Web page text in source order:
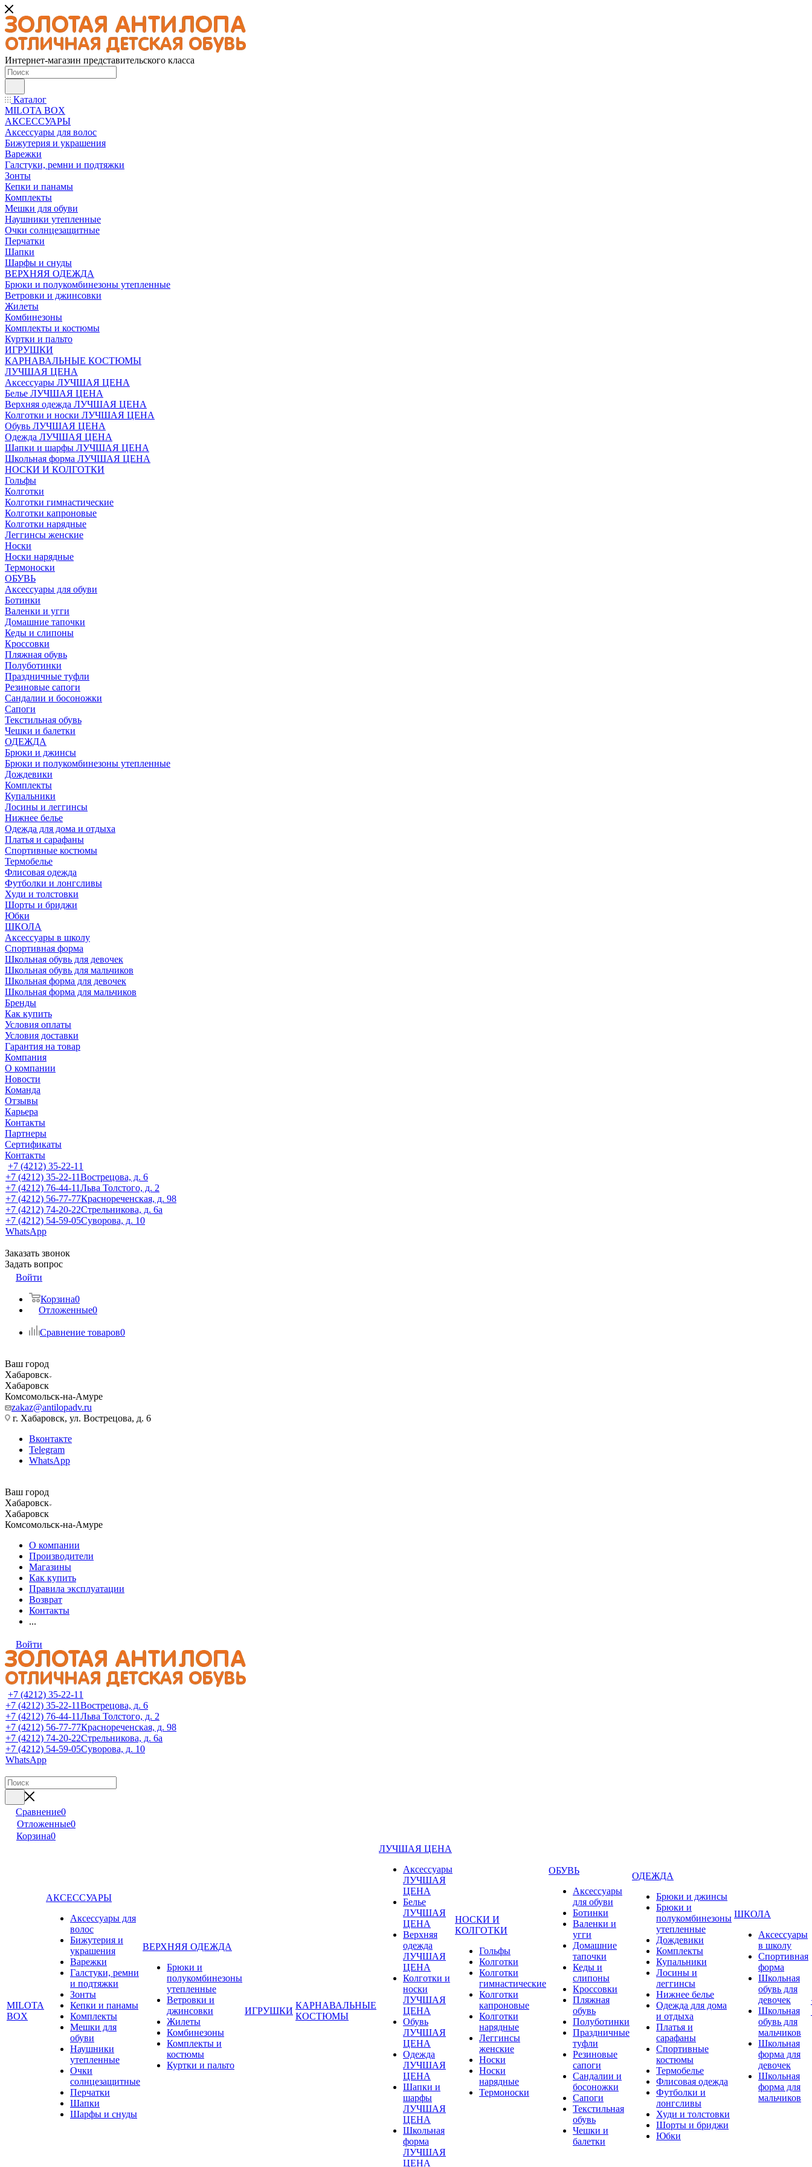
Интернет-магазин представительского класса
Каталог
MILOTA BOX
АКСЕССУАРЫ
Аксессуары для волос
Бижутерия и украшения
Варежки
Галстуки, ремни и подтяжки
Зонты
Кепки и панамы
Комплекты
Мешки для обуви
Наушники утепленные
Очки солнцезащитные
Перчатки
Шапки
Шарфы и снуды
ВЕРХНЯЯ ОДЕЖДА
Брюки и полукомбинезоны утепленные
Ветровки и джинсовки
Жилеты
Комбинезоны
Комплекты и костюмы
Куртки и пальто
ИГРУШКИ
КАРНАВАЛЬНЫЕ КОСТЮМЫ
ЛУЧШАЯ ЦЕНА
Аксессуары ЛУЧШАЯ ЦЕНА
Белье ЛУЧШАЯ ЦЕНА
Верхняя одежда ЛУЧШАЯ ЦЕНА
Колготки и носки ЛУЧШАЯ ЦЕНА
Обувь ЛУЧШАЯ ЦЕНА
Одежда ЛУЧШАЯ ЦЕНА
Шапки и шарфы ЛУЧШАЯ ЦЕНА
Школьная форма ЛУЧШАЯ ЦЕНА
НОСКИ И КОЛГОТКИ
Гольфы
Колготки
Колготки гимнастические
Колготки капроновые
Колготки нарядные
Леггинсы женские
Носки
Носки нарядные
Термоноски
ОБУВЬ
Аксессуары для обуви
Ботинки
Валенки и угги
Домашние тапочки
Кеды и слипоны
Кроссовки
Пляжная обувь
Полуботинки
Праздничные туфли
Резиновые сапоги
Сандалии и босоножки
Сапоги
Текстильная обувь
Чешки и балетки
ОДЕЖДА
Брюки и джинсы
Брюки и полукомбинезоны утепленные
Дождевики
Комплекты
Купальники
Лосины и леггинсы
Нижнее белье
Одежда для дома и отдыха
Платья и сарафаны
Спортивные костюмы
Термобелье
Флисовая одежда
Футболки и лонгсливы
Худи и толстовки
Шорты и бриджи
Юбки
ШКОЛА
Аксессуары в школу
Спортивная форма
Школьная обувь для девочек
Школьная обувь для мальчиков
Школьная форма для девочек
Школьная форма для мальчиков
Бренды
Как купить
Условия оплаты
Условия доставки
Гарантия на товар
Компания
О компании
Новости
Команда
Отзывы
Карьера
Контакты
Партнеры
Сертификаты
Контакты
+7 (4212) 35-22-11
+7 (4212) 35-22-11Вострецова, д. 6
+7 (4212) 76-44-11Льва Толстого, д. 2
+7 (4212) 56-77-77Краснореченская, д. 98
+7 (4212) 74-20-22Стрельникова, д. 6а
+7 (4212) 54-59-05Суворова, д. 10
WhatsApp
Заказать звонок
Задать вопрос
Войти
Корзина0
Отложенные0
Сравнение товаров0
Ваш город
Хабаровск
Хабаровск
Комсомольск-на-Амуре
zakaz@antilopadv.ru
г. Хабаровск, ул. Вострецова, д. 6
Вконтакте
Telegram
WhatsApp
Ваш город
Хабаровск
Хабаровск
Комсомольск-на-Амуре
О компании
Производители
Магазины
Как купить
Правила эксплуатации
Возврат
Контакты
...
Войти
+7 (4212) 35-22-11
+7 (4212) 35-22-11Вострецова, д. 6
+7 (4212) 76-44-11Льва Толстого, д. 2
+7 (4212) 56-77-77Краснореченская, д. 98
+7 (4212) 74-20-22Стрельникова, д. 6а
+7 (4212) 54-59-05Суворова, д. 10
WhatsApp
Сравнение0
Отложенные0
Корзина0
MILOTA
BOX
АКСЕССУАРЫ
Аксессуары для
волос
Бижутерия и
украшения
Варежки
Галстуки, ремни
и подтяжки
Зонты
Кепки и панамы
Комплекты
Мешки для
обуви
Наушники
утепленные
Очки
солнцезащитные
Перчатки
Шапки
Шарфы и снуды
ВЕРХНЯЯ ОДЕЖДА
Брюки и
полукомбинезоны
утепленные
Ветровки и
джинсовки
Жилеты
Комбинезоны
Комплекты и
костюмы
Куртки и пальто
ИГРУШКИ
КАРНАВАЛЬНЫЕ
КОСТЮМЫ
ЛУЧШАЯ ЦЕНА
Аксессуары
ЛУЧШАЯ
ЦЕНА
Белье
ЛУЧШАЯ
ЦЕНА
Верхняя
одежда
ЛУЧШАЯ
ЦЕНА
Колготки и
носки
ЛУЧШАЯ
ЦЕНА
Обувь
ЛУЧШАЯ
ЦЕНА
Одежда
ЛУЧШАЯ
ЦЕНА
Шапки и
шарфы
ЛУЧШАЯ
ЦЕНА
Школьная
форма
ЛУЧШАЯ
ЦЕНА
НОСКИ И
КОЛГОТКИ
Гольфы
Колготки
Колготки
гимнастические
Колготки
капроновые
Колготки
нарядные
Леггинсы
женские
Носки
Носки
нарядные
Термоноски
ОБУВЬ
Аксессуары
для обуви
Ботинки
Валенки и
угги
Домашние
тапочки
Кеды и
слипоны
Кроссовки
Пляжная
обувь
Полуботинки
Праздничные
туфли
Резиновые
сапоги
Сандалии и
босоножки
Сапоги
Текстильная
обувь
Чешки и
балетки
ОДЕЖДА
Брюки и джинсы
Брюки и
полукомбинезоны
утепленные
Дождевики
Комплекты
Купальники
Лосины и
леггинсы
Нижнее белье
Одежда для дома
и отдыха
Платья и
сарафаны
Спортивные
костюмы
Термобелье
Флисовая одежда
Футболки и
лонгсливы
Худи и толстовки
Шорты и бриджи
Юбки
ШКОЛА
Аксессуары
в школу
Спортивная
форма
Школьная
обувь для
девочек
Школьная
обувь для
мальчиков
Школьная
форма для
девочек
Школьная
форма для
мальчиков